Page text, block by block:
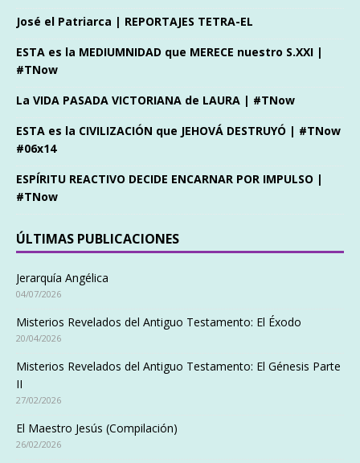
José el Patriarca | REPORTAJES TETRA-EL
ESTA es la MEDIUMNIDAD que MERECE nuestro S.XXI |
#TNow
La VIDA PASADA VICTORIANA de LAURA | #TNow
ESTA es la CIVILIZACIÓN que JEHOVÁ DESTRUYÓ | #TNow
#06x14
ESPÍRITU REACTIVO DECIDE ENCARNAR POR IMPULSO |
#TNow
ÚLTIMAS PUBLICACIONES
Jerarquía Angélica
04/07/2026
Misterios Revelados del Antiguo Testamento: El Éxodo
20/04/2026
Misterios Revelados del Antiguo Testamento: El Génesis Parte
II
27/02/2026
El Maestro Jesús (Compilación)
26/02/2026